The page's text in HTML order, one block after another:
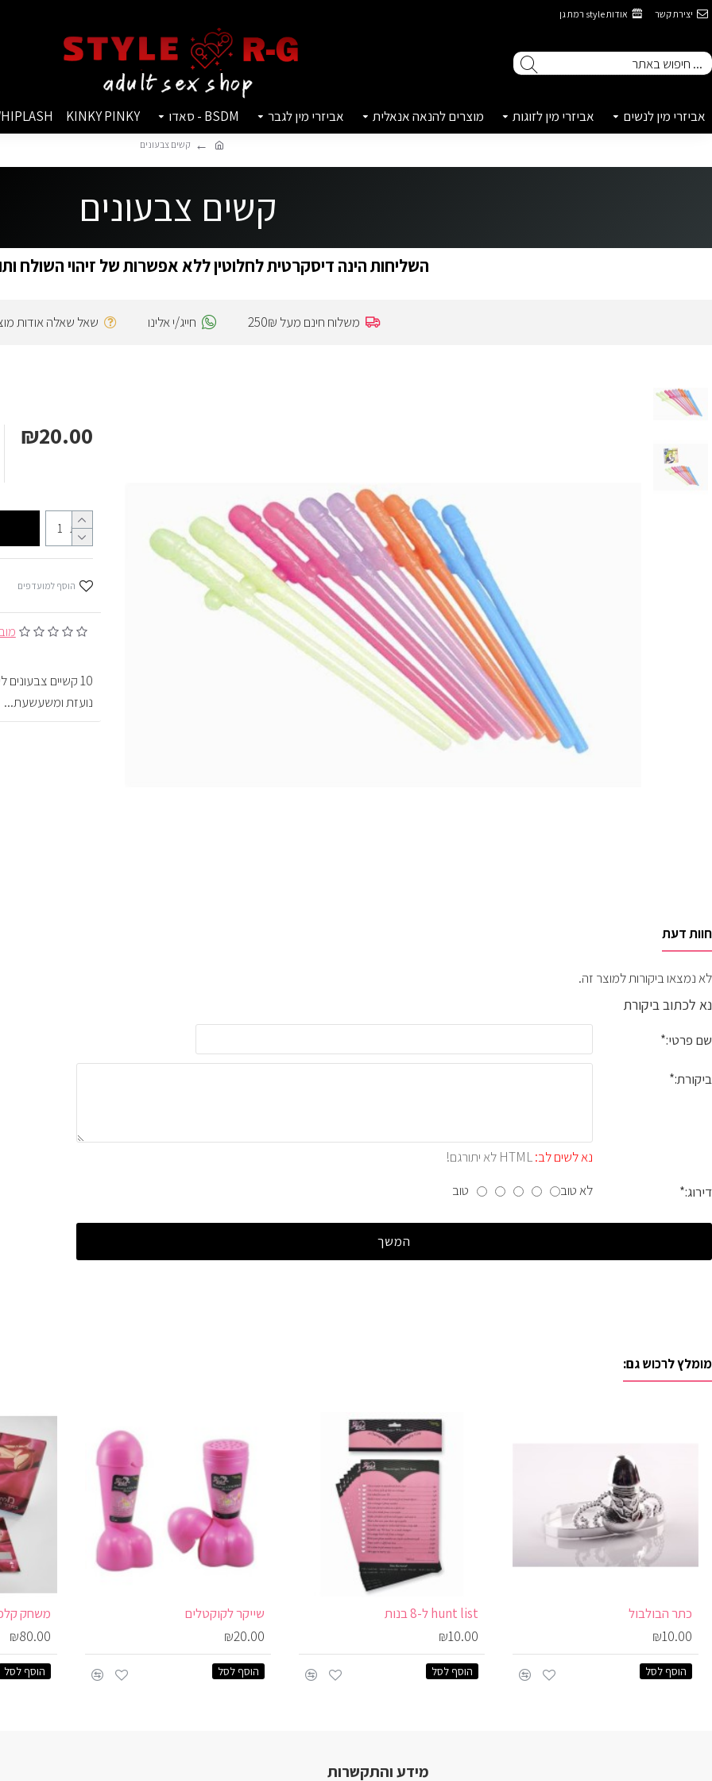
יצירת קשר אודות style רמת גן
אביזרי מין לנשים אביזרי מין לזוגות מוצרים להנאה אנאלית אביזרי מין לגבר BSDM - סאדו KINKY PINKY
קשים צבעונים
קשים צבעונים
השליחות הינה דיסקרטית לחלוטין ללא אפשרות של זיהוי השולח
משלוח חינם מעל 250₪ חייג/י אלינו שאל שאלה אודות
₪20.00
כמות
הוסף למועדפים
10 קשיים
נועזת ומשעשעת...
חוות דעת
לא נמצאו ביקורות למוצר זה.
נא לכתוב ביקורת
שם פרטי:
ביקורת:
נא לשים לב:
דירוג:
לא טוב טוב
המשך
מומלץ לרכוש גם:
כתר הבולבול
₪10.00
הוסף לסל
hunt list ל-8 בנות
₪10.00
הוסף לסל
שייקר לקוקטלים
₪20.00
הוסף לסל
₪80.00
הוסף לסל
מידע והתקשרות